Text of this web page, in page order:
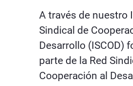
A través de nuestro
Sindical de
Desarrollo (ISCOD)
parte de la Red
Cooperación al